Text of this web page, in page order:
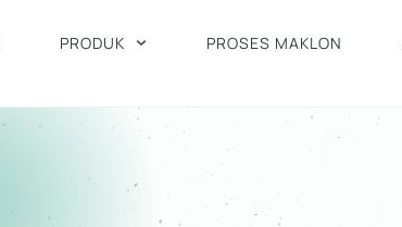
PRODUK PROSES MAKLON